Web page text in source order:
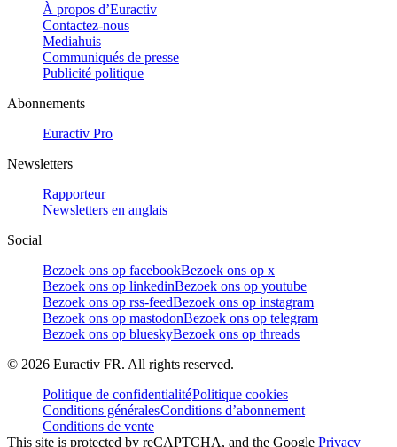
À propos d’Euractiv
Contactez-nous
Mediahuis
Communiqués de presse
Publicité politique
Abonnements
Euractiv Pro
Newsletters
Rapporteur
Newsletters en anglais
Social
Bezoek ons op facebookBezoek ons op x
Bezoek ons op linkedinBezoek ons op youtube
Bezoek ons op rss-feedBezoek ons op instagram
Bezoek ons op mastodonBezoek ons op telegram
Bezoek ons op blueskyBezoek ons op threads
© 2026 Euractiv FR. All rights reserved.
Politique de confidentialitéPolitique cookies
Conditions généralesConditions d’abonnement
Conditions de vente
This site is protected by reCAPTCHA, and the Google Privacy